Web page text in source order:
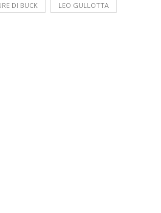
DI BUCK LEO GULLOTTA